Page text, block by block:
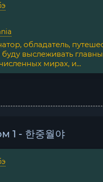
обладатель,
выслеживать
мирах, и...
1 - 한중월야